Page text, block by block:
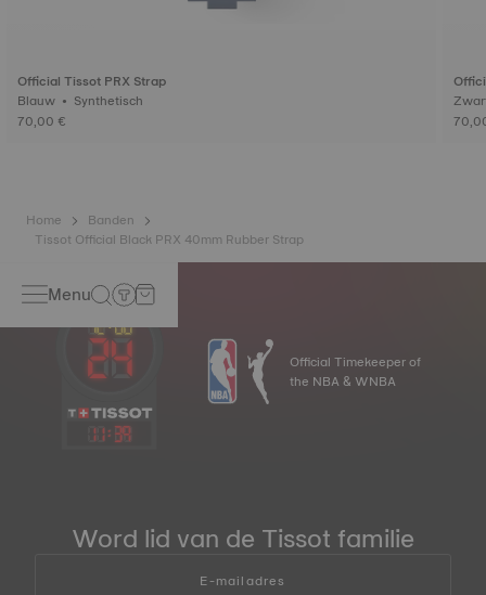
Official Tissot PRX Strap
Blauw • Synthetisch
70,00 €
Home
Banden
Tissot Official Black PRX 40mm Rubber Strap
Menu
11: 39
Official Timekeeper of
the NBA & WNBA
Word lid van de Tissot familie
E-mailadres